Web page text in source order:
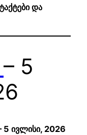
და
– 5
5 ივლისი, 2026